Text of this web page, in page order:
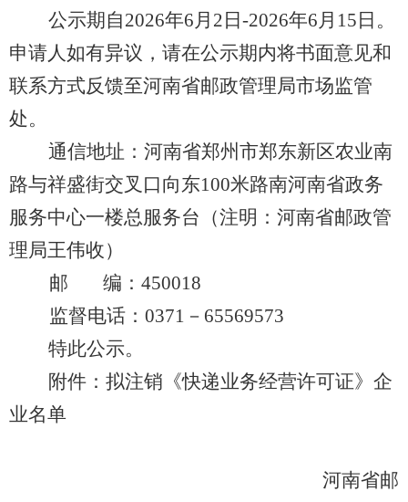
公示期自2026年6月2日-2026年6月15日。
申请人如有异议，请在公示期内将书面意见和
联系方式反馈至河南省邮政管理局市场监管
处。
通信地址：河南省郑州市郑东新区农业南
路与祥盛街交叉口向东100米路南河南省政务
服务中心一楼总服务台（注明：河南省邮政管
理局王伟收）
邮
编： 450018
监督电话： 0371－65569573
特此公示。
附件：拟注销《快递业务经营许可证》企
业名单
河南省邮